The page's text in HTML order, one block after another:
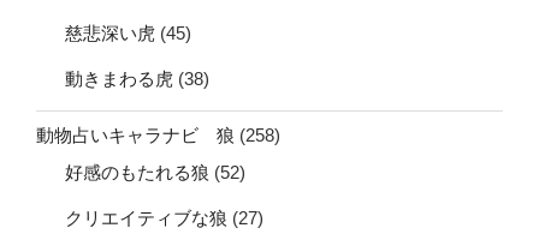
慈悲深い虎 (45)
動きまわる虎 (38)
動物占いキャラナビ 狼 (258)
好感のもたれる狼 (52)
クリエイティブな狼 (27)